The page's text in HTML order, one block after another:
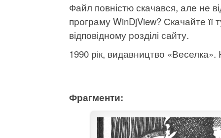
Файл повністю скачався, але не
програму WinDjView? Скачайте її
відповідному розділі сайту.
1990 рік, видавництво «Веселка».
Фрагменти: